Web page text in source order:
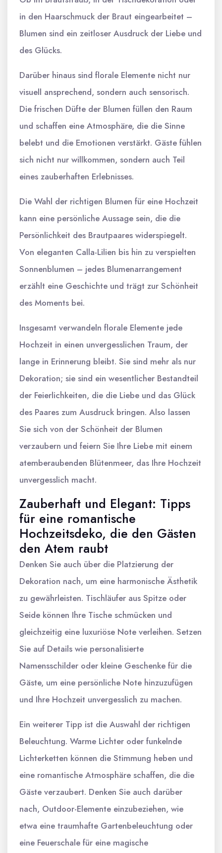
in den Haarschmuck der Braut eingearbeitet –
Blumen sind ein zeitloser Ausdruck der Liebe und
des Glücks.
Darüber hinaus sind florale Elemente nicht nur
visuell ansprechend, sondern auch sensorisch.
Die frischen Düfte der Blumen füllen den Raum
und schaffen eine Atmosphäre, die die Sinne
belebt und die Emotionen verstärkt. Gäste fühlen
sich nicht nur willkommen, sondern auch Teil
eines zauberhaften Erlebnisses.
Die Wahl der richtigen Blumen für eine Hochzeit
kann eine persönliche Aussage sein, die die
Persönlichkeit des Brautpaares widerspiegelt.
Von eleganten Calla-Lilien bis hin zu verspielten
Sonnenblumen – jedes Blumenarrangement
erzählt eine Geschichte und trägt zur Schönheit
des Moments bei.
Insgesamt verwandeln florale Elemente jede
Hochzeit in einen unvergesslichen Traum, der
lange in Erinnerung bleibt. Sie sind mehr als nur
Dekoration; sie sind ein wesentlicher Bestandteil
der Feierlichkeiten, die die Liebe und das Glück
des Paares zum Ausdruck bringen. Also lassen
Sie sich von der Schönheit der Blumen
verzaubern und feiern Sie Ihre Liebe mit einem
atemberaubenden Blütenmeer, das Ihre Hochzeit
unvergesslich macht.
Zauberhaft und Elegant: Tipps
für eine romantische
Hochzeitsdeko, die den Gästen
den Atem raubt
Denken Sie auch über die Platzierung der
Dekoration nach, um eine harmonische Ästhetik
zu gewährleisten. Tischläufer aus Spitze oder
Seide können Ihre Tische schmücken und
gleichzeitig eine luxuriöse Note verleihen. Setzen
Sie auf Details wie personalisierte
Namensschilder oder kleine Geschenke für die
Gäste, um eine persönliche Note hinzuzufügen
und Ihre Hochzeit unvergesslich zu machen.
Ein weiterer Tipp ist die Auswahl der richtigen
Beleuchtung. Warme Lichter oder funkelnde
Lichterketten können die Stimmung heben und
eine romantische Atmosphäre schaffen, die die
Gäste verzaubert. Denken Sie auch darüber
nach, Outdoor-Elemente einzubeziehen, wie
etwa eine traumhafte Gartenbeleuchtung oder
eine Feuerschale für eine magische